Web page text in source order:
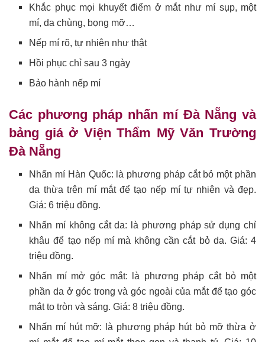
Khắc phục mọi khuyết điểm ở mắt như mí sụp, một
mí, da chùng, bọng mỡ…
Nếp mí rõ, tự nhiên như thật
Hồi phục chỉ sau 3 ngày
Bảo hành nếp mí
Các phương pháp nhấn mí Đà Nẵng và
bảng giá ở Viện Thẩm Mỹ Văn Trường
Đà Nẵng
Nhấn mí Hàn Quốc: là phương pháp cắt bỏ một phần
da thừa trên mí mắt để tạo nếp mí tự nhiên và đẹp.
Giá: 6 triệu đồng.
Nhấn mí không cắt da: là phương pháp sử dụng chỉ
khâu để tạo nếp mí mà không cần cắt bỏ da. Giá: 4
triệu đồng.
Nhấn mí mở góc mắt: là phương pháp cắt bỏ một
phần da ở góc trong và góc ngoài của mắt để tạo góc
mắt to tròn và sáng. Giá: 8 triệu đồng.
Nhấn mí hút mỡ: là phương pháp hút bỏ mỡ thừa ở